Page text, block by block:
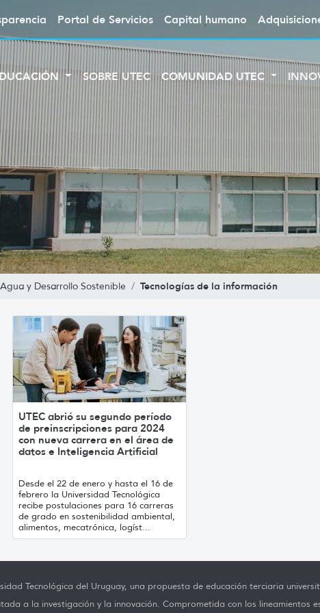
Portal de Servicios Capital humano
SOBRE UTEC COMUNIDAD UTEC
y Desarrollo Sostenible Tecnologías de la información
UTEC abrió su segundo período
de preinscripciones para 2024
con nueva carrera en el área de
datos e Inteligencia Artificial
Desde el 22 de enero y hasta el 16 de
febrero la Universidad Tecnológica
recibe postulaciones para 16 carreras
de grado en sostenibilidad ambiental,
alimentos, mecatrónica, logíst...
Tecnológica del Uruguay, una propuesta de educación terciaria
a la investigación y la innovación. Comprometida con los lineamientos